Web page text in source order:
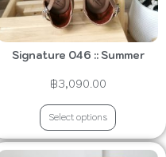
Signature 046 :: Summer
฿3,090.00
Select options